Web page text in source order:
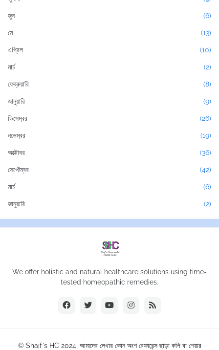
জুন (6)
মে (13)
এপ্রিল (10)
মার্চ (2)
ফেব্রুয়ারি (8)
জানুয়ারি (9)
ডিসেম্বর (26)
নভেম্বর (19)
অক্টোবর (36)
সেপ্টেম্বর (42)
মার্চ (6)
জানুয়ারি (2)
We offer holistic and natural healthcare solutions using time-
tested homeopathic remedies.
© Shaif's HC 2024, আমাদের লেখার কোন অংশ রেফারেন্স ছাড়া কপি বা শেয়ার